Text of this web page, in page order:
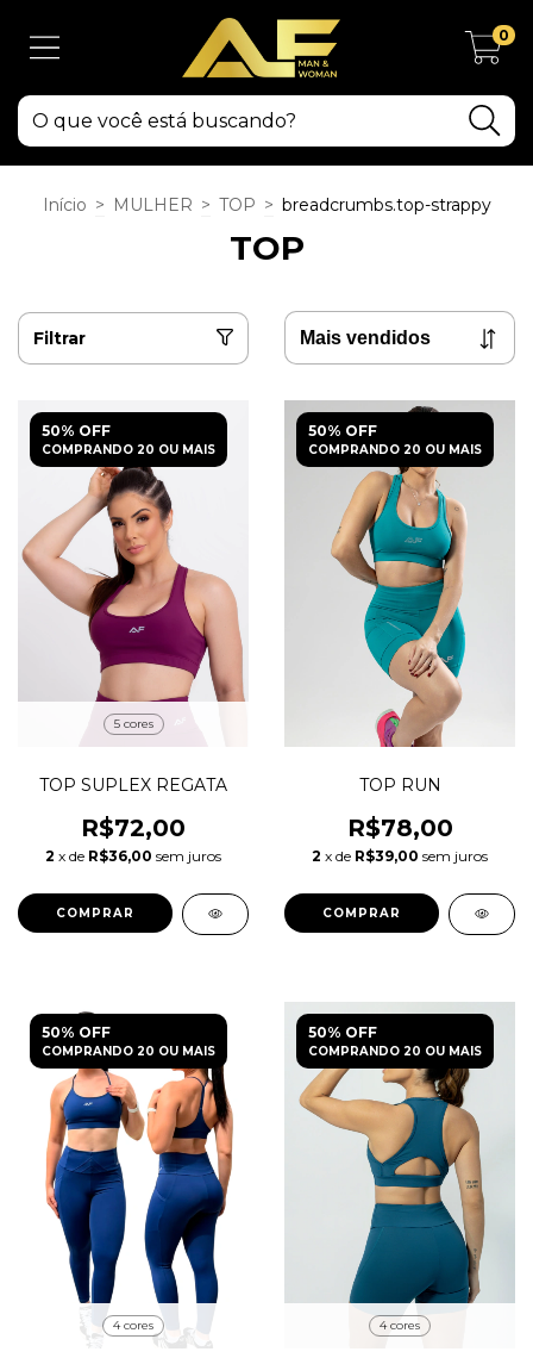
0
Início > MULHER > TOP > breadcrumbs.top-strappy
TOP
Filtrar
50% OFF
COMPRANDO 20 OU MAIS
5 cores
TOP SUPLEX REGATA
R$72,00
2 x de R$36,00 sem juros
COMPRAR
50% OFF
COMPRANDO 20 OU MAIS
TOP RUN
R$78,00
2 x de R$39,00 sem juros
COMPRAR
50% OFF
COMPRANDO 20 OU MAIS
4 cores
50% OFF
COMPRANDO 20 OU MAIS
4 cores